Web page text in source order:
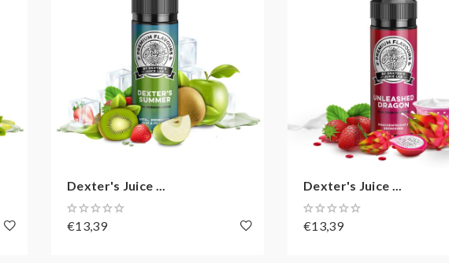
Dexter's Juice ...
€13,39
Dexter's Juice ...
€13,39